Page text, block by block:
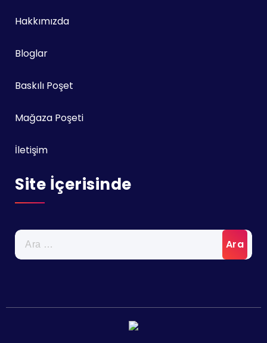
Hakkımızda
Bloglar
Baskılı Poşet
Mağaza Poşeti
İletişim
Site İçerisinde
Arama: